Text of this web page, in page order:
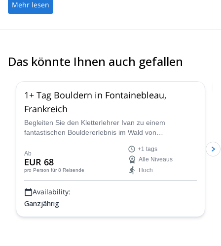
he made sure that we reached our goal with safety. Thank you
Kyriakos, we had an amazing time! Till next time
Mehr lesen
Das könnte Ihnen auch gefallen
4.9
1+ Tag Bouldern in Fontainebleau,
Frankreich
Begleiten Sie den Kletterlehrer Ivan zu einem
fantastischen Bouldererlebnis im Wald von
einen oder mehrere Tage.
Ab
EUR 68
pro Person für 8 Reisende
+1 tags
Alle Niveaus
Hoch
Availability:
Ganzjährig